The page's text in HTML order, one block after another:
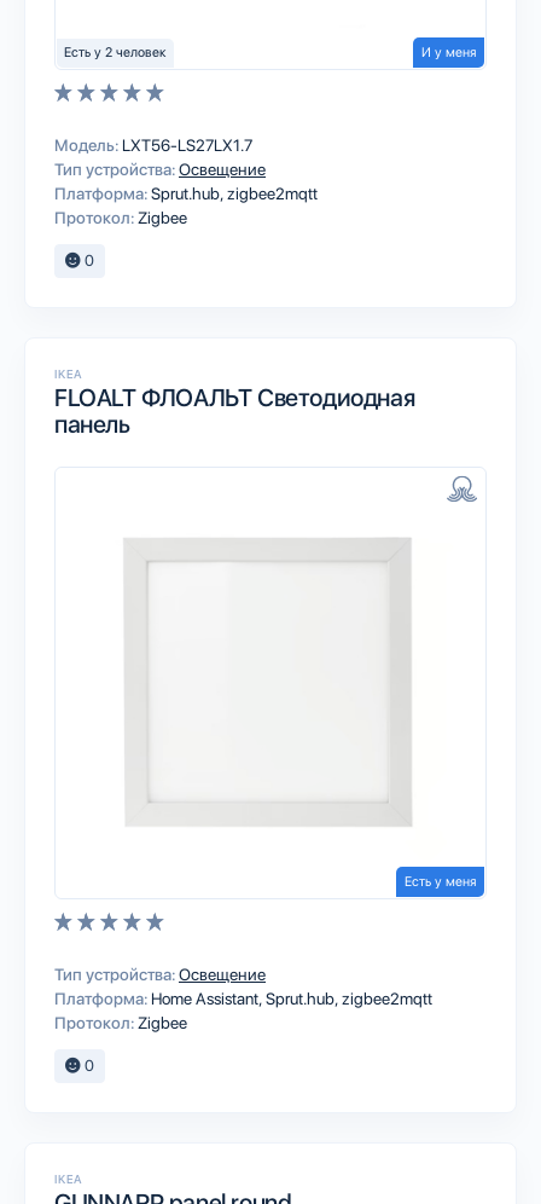
Есть у 2 человек И у меня
Модель: LXT56-LS27LX1.7
Тип устройства:Освещение
Платформа:Sprut.hubzigbee2mqtt
Протокол: Zigbee
0
IKEA
FLOALT ФЛОАЛЬТ Светодиодная
панель
Есть у меня
Тип устройства:Освещение
Платформа: Home AssistantSprut.hubzigbee2mqtt
Протокол: Zigbee
0
IKEA